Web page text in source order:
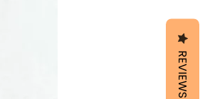
REVIEWS